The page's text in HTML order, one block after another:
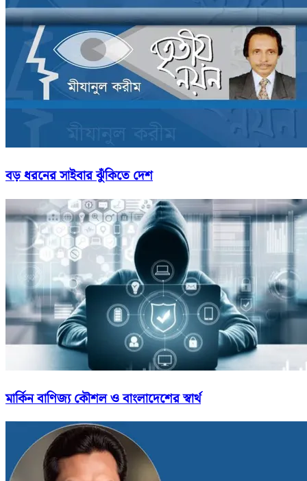
বড় ধরনের সাইবার ঝুঁকিতে দেশ
মার্কিন বাণিজ্য কৌশল ও বাংলাদেশের স্বার্থ